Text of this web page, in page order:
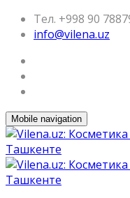
Тел. +998 90
info@vilena.uz
Mobile navigation